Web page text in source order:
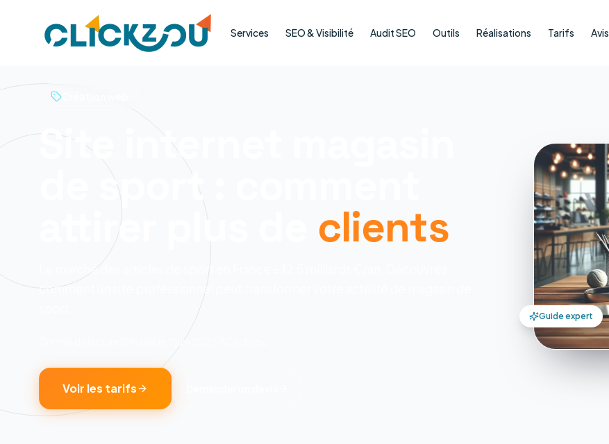
Services SEO & Visibilité Audit SEO Outils Réalisations Tarifs Avis
Site internet magasin
de sport : comment
attirer plus de clients
Le marché des articles de sport en France = 12,5 milliards €/an. Découvrez
comment un site professionnel peut transformer votre activité de magasin de
2 juin 2025
Voir les tarifs
Guide expert